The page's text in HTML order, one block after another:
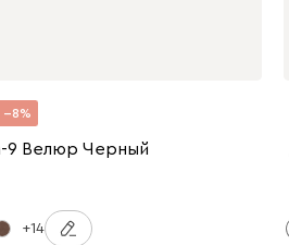
8
9 Велюр Черный
+14